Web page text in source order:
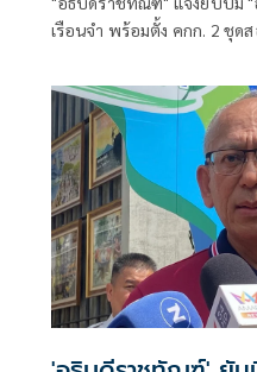
เรือนจำ พร้อมตั้ง คกก. 2 ชุด